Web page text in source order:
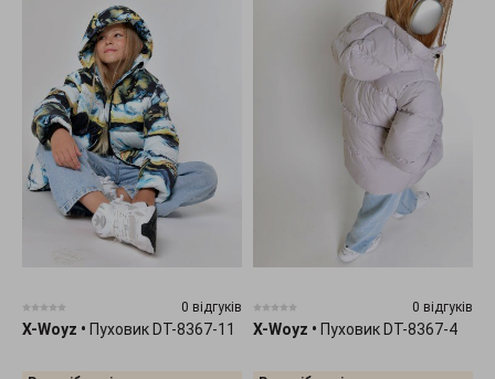
0 відгуків
X-Woyz • Пуховик DT-8367-11
0 відгуків
X-Woyz • Пуховик DT-8367-4